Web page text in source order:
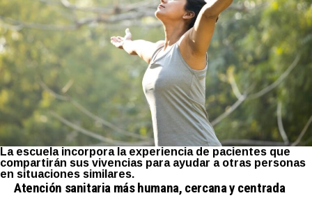
La escuela incorpora la experiencia de pacientes que
compartirán sus vivencias para ayudar a otras personas
en situaciones similares.
Atención sanitaria más humana, cercana y centrada